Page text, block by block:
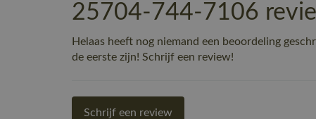
25704-744-7106
Helaas heeft nog niemand een beoordeling
de eerste zijn! Schrijf een review!
Schrijf een review